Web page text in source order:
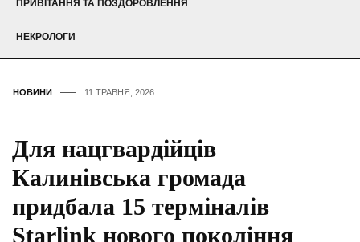
ПРИВІТАННЯ ТА ПОЗДОРОВЛЕННЯ
НЕКРОЛОГИ
НОВИНИ 11 ТРАВНЯ, 2026
Для нацгвардійців
Калинівська громада
придбала 15 терміналів
Starlink нового покоління